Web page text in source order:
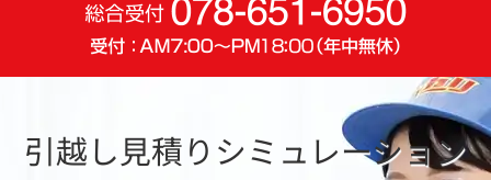
引越し見積りシミュレーション